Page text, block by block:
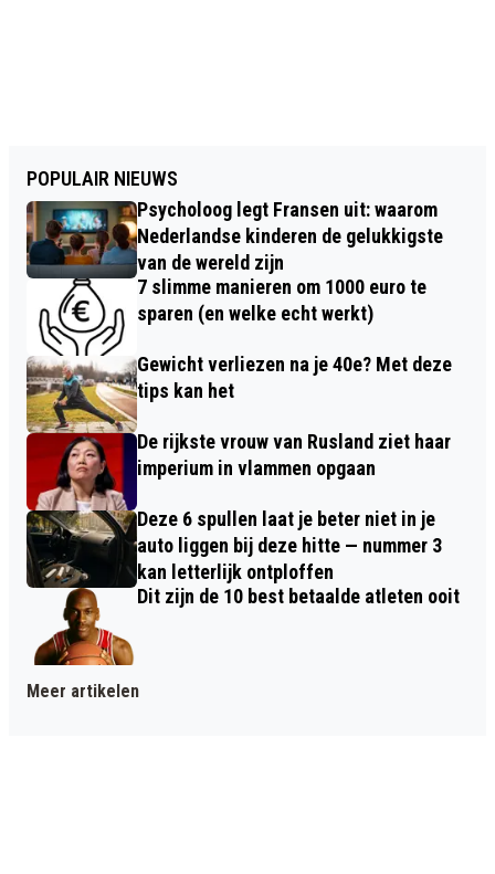
POPULAIR NIEUWS
Psycholoog legt Fransen uit: waarom
Nederlandse kinderen de gelukkigste
van de wereld zijn
7 slimme manieren om 1000 euro te
sparen (en welke echt werkt)
Gewicht verliezen na je 40e? Met deze
tips kan het
De rijkste vrouw van Rusland ziet haar
imperium in vlammen opgaan
Deze 6 spullen laat je beter niet in je
auto liggen bij deze hitte — nummer 3
kan letterlijk ontploffen
Dit zijn de 10 best betaalde atleten ooit
Meer artikelen